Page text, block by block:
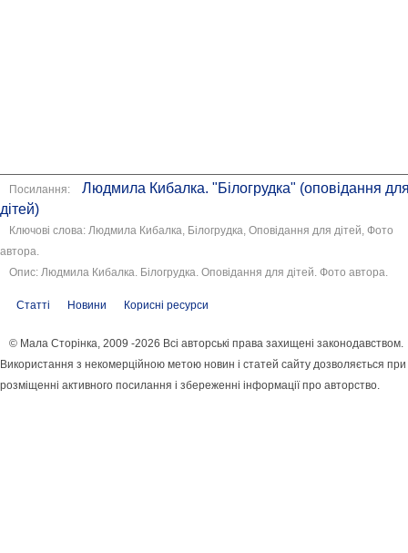
Посилання:
Людмила Кибалка. "Білогрудка" (оповідання
дітей)
Ключові слова: Людмила Кибалка, Білогрудка, Оповідання для дітей, Фото
автора.
Опис: Людмила Кибалка. Білогрудка. Оповідання для дітей. Фото автора.
Статті Новини Корисні ресурси
© Мала Сторінка, 2009 -2026 Всі авторські права захищені законодавством.
Використання з некомерційною метою новин і статей сайту дозволяється при
розміщенні активного посилання і збереженні інформації про авторство.